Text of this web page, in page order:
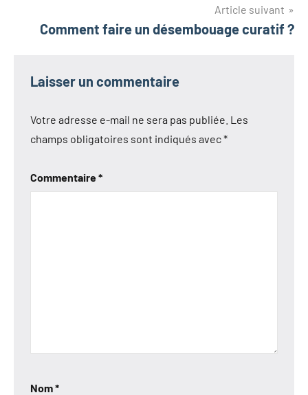
Article suivant
Comment faire un désembouage curatif ?
Laisser un commentaire
Votre adresse e-mail ne sera pas publiée. Les
champs obligatoires sont indiqués avec*
Commentaire*
Nom*